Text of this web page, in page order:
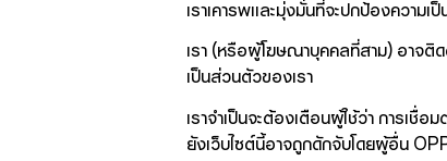
เราเคารพและมุ่งมั่นที่จะปกป้องความ
เรา (หรือผู้โฆษณาบุคคลที่สาม) อาจติ
เป็นส่วนตัวของเรา
เราจำเป็นจะต้องเตือนผู้ใช้ว่า การเ
ยังเว็บไซต์นี้อาจถูกดักจับโดยผู้อื่น